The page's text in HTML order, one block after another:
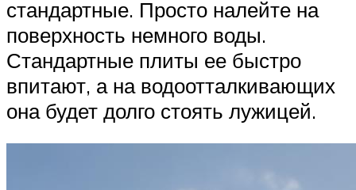
стандартные. Просто налейте на
поверхность немного воды.
Стандартные плиты ее быстро
впитают, а на водоотталкивающих
она будет долго стоять лужицей.